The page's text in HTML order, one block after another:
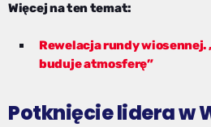
Więcej na ten temat:
Rewelacja rundy
buduje atmosferę”
Potknięcie lidera w